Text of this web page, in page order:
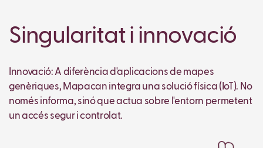
Singularitat i innovació
Innovació: A diferència d'aplicacions de mapes
genèriques, Mapacan integra una solució física (IoT). No
només informa, sinó que actua sobre l'entorn permetent
un accés segur i controlat.